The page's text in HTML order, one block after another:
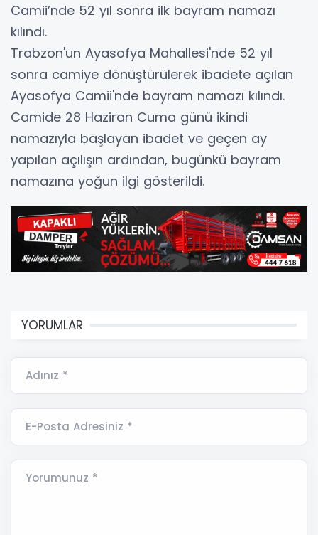
Camii’nde 52 yıl sonra ilk bayram namazı
kılındı.
Trabzon'un Ayasofya Mahallesi'nde 52 yıl
sonra camiye dönüştürülerek ibadete açılan
Ayasofya Camii'nde bayram namazı kılındı.
Camide 28 Haziran Cuma günü ikindi
namazıyla başlayan ibadet ve geçen ay
yapılan açılışın ardından, bugünkü bayram
namazına yoğun ilgi gösterildi.
YORUMLAR
Adınız *
E-Posta Adresiniz *
Yorumunuz *